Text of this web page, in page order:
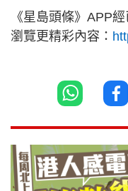
《星島頭條》APP
瀏覽更精彩內容：